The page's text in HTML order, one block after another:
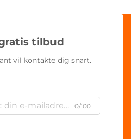
tilbud
vil kontakte dig snart.
0/100